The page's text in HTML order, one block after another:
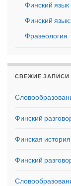
Финский
Финский
Фразеология
СВЕЖИЕ ЗАПИСИ
Финский
Финская
Финский